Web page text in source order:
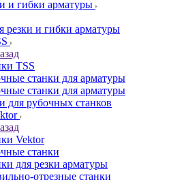
и гибки арматуры
резки и гибки арматуры
TSS
станки для арматуры
станки для арматуры
для рубочных станков
Vektor
станки
для резки арматуры
отрезные станки